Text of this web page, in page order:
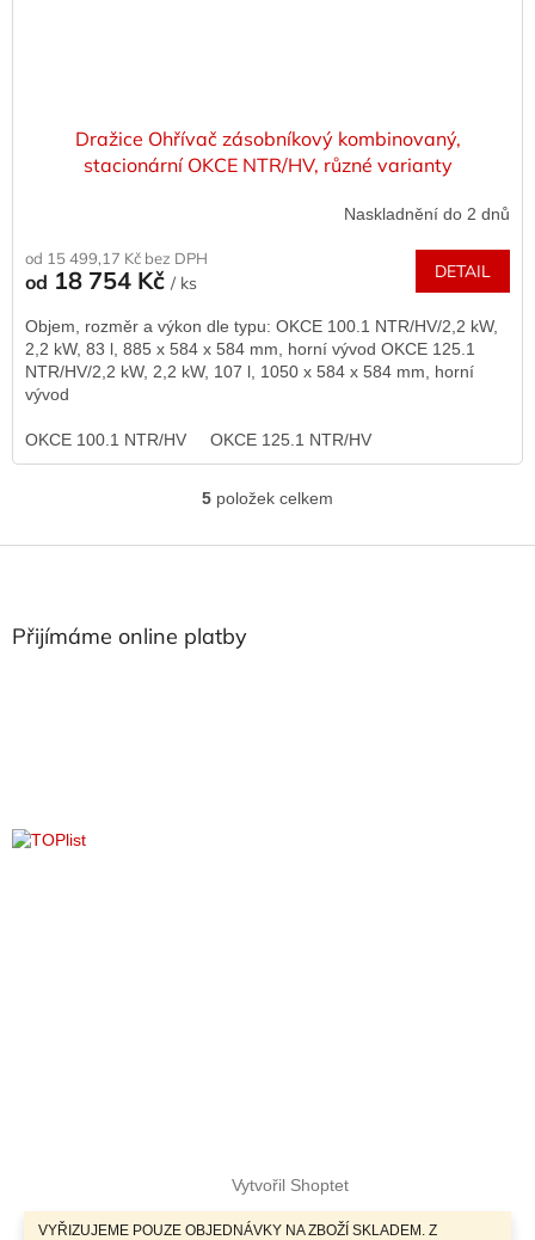
VYŘIZUJEME POUZE OBJEDNÁVKY NA ZBOŽÍ SKLADEM. Z
Dražice Ohřívač zásobníkový kombinovaný,
stacionární OKCE NTR/HV, různé varianty
Naskladnění do 2 dnů
od 15 499,17 Kč bez DPH
od 18 754 Kč / ks
DETAIL
Objem, rozměr a výkon dle typu: OKCE 100.1 NTR/HV/2,2 kW,
2,2 kW, 83 l, 885 x 584 x 584 mm, horní vývod OKCE 125.1
NTR/HV/2,2 kW, 2,2 kW, 107 l, 1050 x 584 x 584 mm, horní
vývod
OKCE 100.1 NTR/HV OKCE 125.1 NTR/HV
O
l
5 položek celkem
Z
Přijímáme online platby
Vytvořil Shoptet